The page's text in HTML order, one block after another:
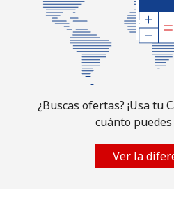
¿Buscas ofertas? ¡Usa tu
cuánto
Ver la